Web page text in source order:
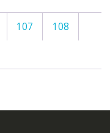
107 108